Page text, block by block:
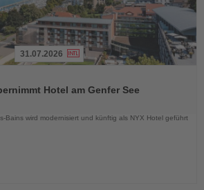
31.07.2026
Hotel am Genfer See
Bains wird modernisiert und künftig als NYX Hotel geführt